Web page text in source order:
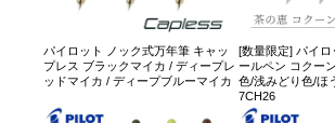
パイロット ノック式万年筆 キャッ
プレス ブラックマイカ / ディープレ
ッドマイカ / ディープブルーマイカ
[数量限定] パイ
ールペン コクー
色/浅みどり色/ほ
7CH26